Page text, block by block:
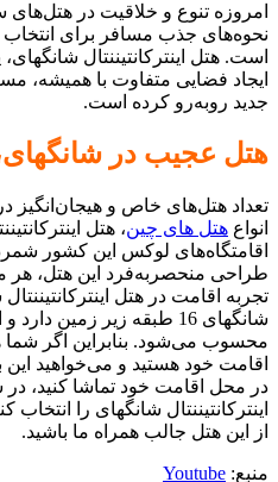
امروزه تنوع و خلاقیت در هتل‌های
نحوه‌های جذب مسافر برای
است. هتل اینترکانتیننتال
ایجاد فضایی متفاوت با همیشه،
جدید روبه‌رو کرده است.
هتل عجیب در
تعداد هتل‌های خاص و هیجان‌انگیز
انواع هتل های چین
اقامتگاه‌های لوکس این کشور
طراحی منحصربه‌فرد این هتل، هر
تجربه اقامت در هتل
شانگهای 16 طبقه زیر زمین
محسوب می‌شود. بنابراین اگر شما
اقامت خود هستید و می‌خواهید این
در محل اقامت خود تماشا کنید،
اینترکانتیننتال شانگهای را
از این هتل جالب همراه ما باشید.
منبع: Youtube